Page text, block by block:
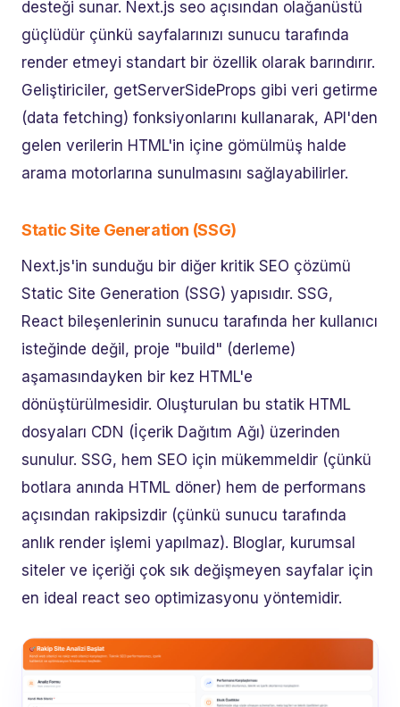
desteği sunar. Next.js seo açısından olağanüstü
güçlüdür çünkü sayfalarınızı sunucu tarafında
render etmeyi standart bir özellik olarak barındırır.
Geliştiriciler, getServerSideProps gibi veri getirme
(data fetching) fonksiyonlarını kullanarak, API'den
gelen verilerin HTML'in içine gömülmüş halde
arama motorlarına sunulmasını sağlayabilirler.
Static Site Generation (SSG)
Next.js'in sunduğu bir diğer kritik SEO çözümü
Static Site Generation (SSG) yapısıdır. SSG,
React bileşenlerinin sunucu tarafında her kullanıcı
isteğinde değil, proje "build" (derleme)
aşamasındayken bir kez HTML'e
dönüştürülmesidir. Oluşturulan bu statik HTML
dosyaları CDN (İçerik Dağıtım Ağı) üzerinden
sunulur. SSG, hem SEO için mükemmeldir (çünkü
botlara anında HTML döner) hem de performans
açısından rakipsizdir (çünkü sunucu tarafında
anlık render işlemi yapılmaz). Bloglar, kurumsal
siteler ve içeriği çok sık değişmeyen sayfalar için
en ideal react seo optimizasyonu yöntemidir.